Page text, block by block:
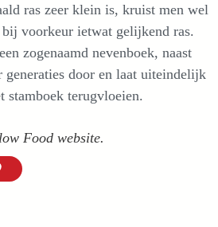
ras zeer klein is, kruist men wel
bij voorkeur ietwat gelijkend ras.
zogenaamd nevenboek, naast
generaties door en laat uiteindelijk
stamboek terugvloeien.
Food website.